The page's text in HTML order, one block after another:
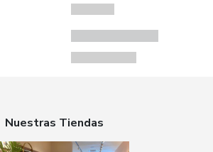
Nuestras Tiendas